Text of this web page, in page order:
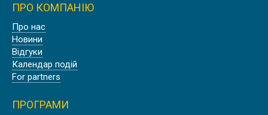
ПРО КОМПАНІЮ
Про нас
Новини
Відгуки
Календар подій
For partners
ПРОГРАМИ